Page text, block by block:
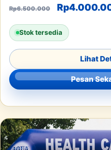
Rp6.500.000 Harga
Rp
Stok tersedia
Lihat
Pesan